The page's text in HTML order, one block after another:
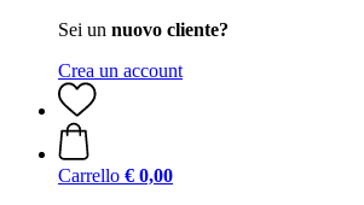
Sei un nuovo cliente?
Crea un account
Carrello € 0,00